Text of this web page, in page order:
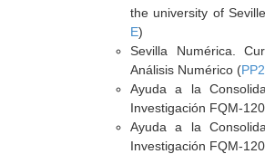
the university of
E)
Sevilla Numérica.
Análisis Numérico (
Ayuda a la
Investigación FQM-
Ayuda a la
Investigación FQM-